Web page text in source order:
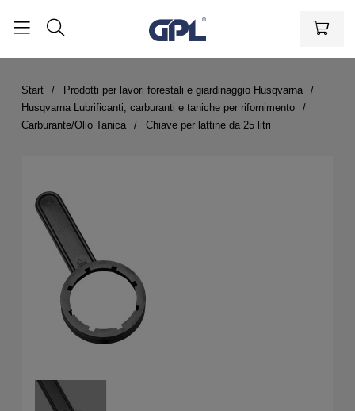
Start
Prodotti per lavori forestali e giardinaggio Husqvarna
Husqvarna Lubrificanti, carburanti e taniche per rifornimento
Carburante/Olio Tanica
Chiave per lattine da 25 litri